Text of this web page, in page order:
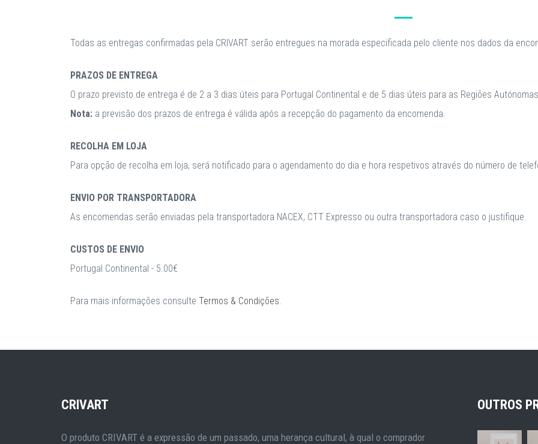
Todas as entregas confirmadas pela CRIVART serão entregues na morada especificada pelo cliente nos dados da
PRAZOS DE ENTREGA
O prazo previsto de entrega é de 2 a 3 dias úteis para Portugal Continental e de 5 dias úteis para as Regiões
Nota: a previsão dos prazos de entrega é válida após a recepção do pagamento da encomenda.
RECOLHA EM LOJA
Para opção de recolha em loja, será notificado para o agendamento do dia e hora respetivos através do número de
ENVIO POR TRANSPORTADORA
As encomendas serão enviadas pela transportadora NACEX, CTT Expresso ou outra transportadora caso o justifique.
CUSTOS DE ENVIO
Portugal Continental - 5.00€
Para mais informações consulte Termos & Condições.
CRIVART
O produto CRIVART é a expressão de um passado, uma herança cultural, à qual o comprador
OUTROS